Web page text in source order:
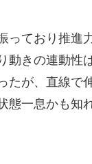
っており推進
動きの連動性
たが、直線で
態一息かも知